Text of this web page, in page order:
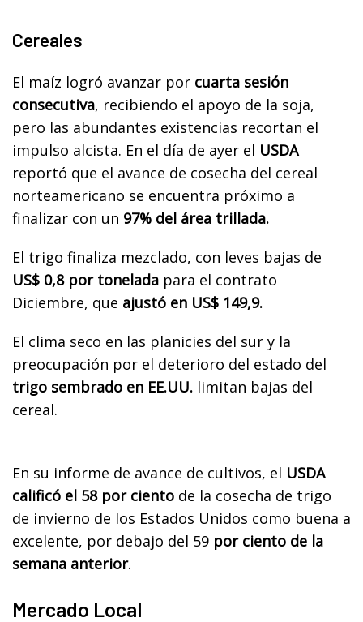
Cereales
El maíz logró avanzar por cuarta sesión
consecutiva, recibiendo el apoyo de la soja,
pero las abundantes existencias recortan el
impulso alcista. En el día de ayer el USDA
reportó que el avance de cosecha del cereal
norteamericano se encuentra próximo a
finalizar con un 97% del área trillada.
El trigo finaliza mezclado, con leves bajas de
US$ 0,8 por tonelada para el contrato
Diciembre, que ajustó en US$ 149,9.
El clima seco en las planicies del sur y la
preocupación por el deterioro del estado del
trigo sembrado en EE.UU. limitan bajas del
cereal.
En su informe de avance de cultivos, el USDA
calificó el 58 por ciento de la cosecha de trigo
de invierno de los Estados Unidos como buena a
excelente, por debajo del 59 por ciento de la
semana anterior.
Mercado Local